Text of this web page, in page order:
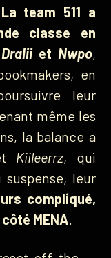
La team 511 a
classe en
Dralii et Nwpo,
en
leur
même les
la balance a
Kiileerrz, qui
leur
compliqué,
MENA.